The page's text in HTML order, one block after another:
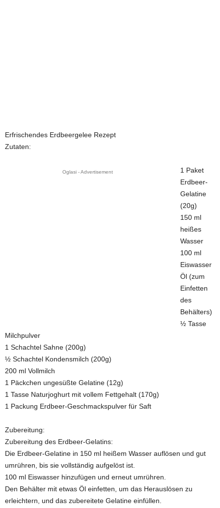
Erfrischendes Erdbeergelee Rezept
Zutaten:
Oglasi - Advertisement
1 Paket
Erdbeer-
Gelatine
(20g)
150 ml
heißes
Wasser
100 ml
Eiswasser
Öl (zum
Einfetten
des
Behälters)
½ Tasse
Milchpulver
1 Schachtel Sahne (200g)
½ Schachtel Kondensmilch (200g)
200 ml Vollmilch
1 Päckchen ungesüßte Gelatine (12g)
1 Tasse Naturjoghurt mit vollem Fettgehalt (170g)
1 Packung Erdbeer-Geschmackspulver für Saft
Zubereitung:
Zubereitung des Erdbeer-Gelatins:
Die Erdbeer-Gelatine in 150 ml heißem Wasser auflösen und gut
umrühren, bis sie vollständig aufgelöst ist.
100 ml Eiswasser hinzufügen und erneut umrühren.
Den Behälter mit etwas Öl einfetten, um das Herauslösen zu
erleichtern, und das zubereitete Gelatine einfüllen.